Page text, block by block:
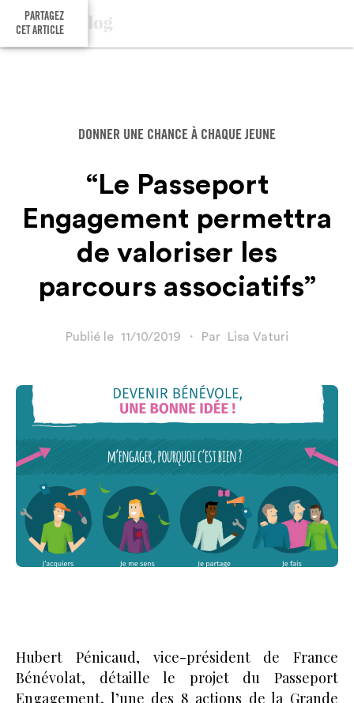
PARTAGEZ
CET ARTICLE
DONNER UNE CHANCE À CHAQUE JEUNE
“Le Passeport
Engagement permettra
de valoriser les
parcours associatifs”
Publié le 11/10/2019 ・ Par Lisa Vaturi
Hubert Pénicaud, vice-président de France
Bénévolat, détaille le projet du Passeport
Engagement, l’une des 8 actions de la Grande